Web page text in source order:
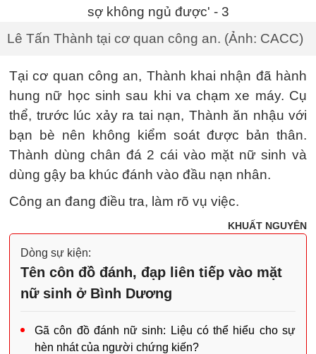
Lê Tấn Thành tại cơ quan công an. (Ảnh: CACC)
Tại cơ quan công an, Thành khai nhận đã hành
hung nữ học sinh sau khi va chạm xe máy. Cụ
thể, trước lúc xảy ra tai nạn, Thành ăn nhậu với
bạn bè nên không kiểm soát được bản thân.
Thành dùng chân đá 2 cái vào mặt nữ sinh và
dùng gậy ba khúc đánh vào đầu nạn nhân.
Công an đang điều tra, làm rõ vụ việc.
KHUẤT NGUYÊN
Dòng sự kiện:
Tên côn đồ đánh, đạp liên tiếp vào mặt
nữ sinh ở Bình Dương
Gã côn đồ đánh nữ sinh: Liệu có thể hiểu cho sự
hèn nhát của người chứng kiến?